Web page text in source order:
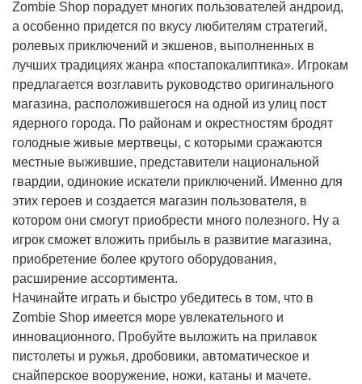
Zombie Shop порадует многих пользователей андроид,
а особенно придется по вкусу любителям стратегий,
ролевых приключений и экшенов, выполненных в
лучших традициях жанра «постапокалиптика». Игрокам
предлагается возглавить руководство оригинального
магазина, расположившегося на одной из улиц пост
ядерного города. По районам и окрестностям бродят
голодные живые мертвецы, с которыми сражаются
местные выжившие, представители национальной
гвардии, одинокие искатели приключений. Именно для
этих героев и создается магазин пользователя, в
котором они смогут приобрести много полезного. Ну а
игрок сможет вложить прибыль в развитие магазина,
приобретение более крутого оборудования,
расширение ассортимента.
Начинайте играть и быстро убедитесь в том, что в
Zombie Shop имеется море увлекательного и
инновационного. Пробуйте выложить на прилавок
пистолеты и ружья, дробовики, автоматическое и
снайперское вооружение, ножи, катаны и мачете.